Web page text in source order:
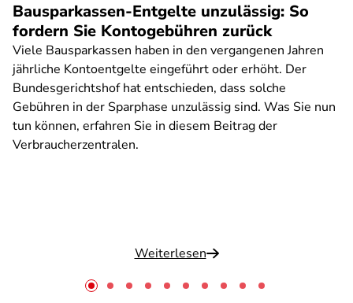
Bausparkassen-Entgelte unzulässig: So
fordern Sie Kontogebühren zurück
Viele Bausparkassen haben in den vergangenen Jahren
jährliche Kontoentgelte eingeführt oder erhöht. Der
Bundesgerichtshof hat entschieden, dass solche
Gebühren in der Sparphase unzulässig sind. Was Sie nun
tun können, erfahren Sie in diesem Beitrag der
Verbraucherzentralen.
Weiterlesen